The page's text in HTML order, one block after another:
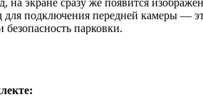
для подключения передней камеры —
безопасность парковки.